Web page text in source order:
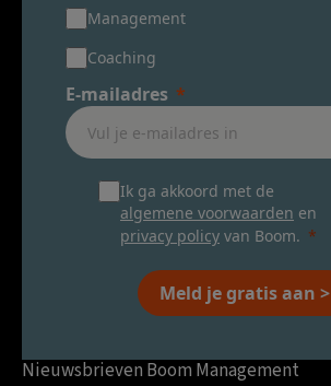
Management
Coaching
E-mailadres
Ik ga akkoord met de
algemene voorwaarden en
privacy policy van Boom.
Meld je gratis aan >
Nieuwsbrieven Boom Management